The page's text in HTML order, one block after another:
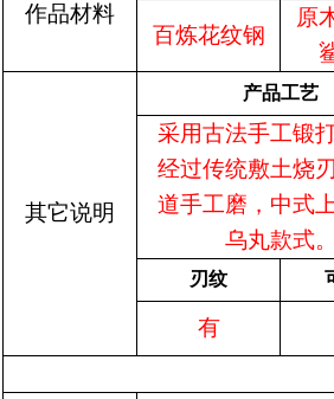
作品材料
百炼花纹钢
原
其它说明
产品工艺
采用古法手工锻
经过传统敷土烧
道手工磨，中式
乌丸款式。
刃纹
有